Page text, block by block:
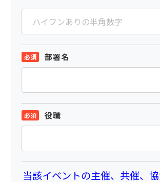
部署名
役職
当該イベントの主催、共催、